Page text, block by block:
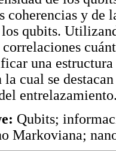
coherencias y
los qubits.
una
cual se
Qubits;
Markoviana;